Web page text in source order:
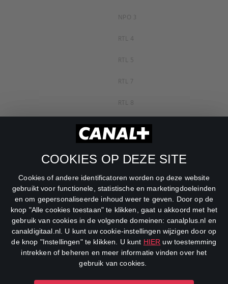
COOKIES OP DEZE SITE
Cookies of andere identificatoren worden op deze website
gebruikt voor functionele, statistische en marketingdoeleinden
en om gepersonaliseerde inhoud weer te geven. Door op de
knop "Alle cookies toestaan" te klikken, gaat u akkoord met het
gebruik van cookies in de volgende domeinen: canalplus.nl en
canaldigitaal.nl. U kunt uw cookie-instellingen wijzigen door op
de knop "Instellingen" te klikken. U kunt HIER uw toestemming
intrekken of beheren en meer informatie vinden over het
gebruik van cookies.
NPO 3
RTL 4
RTL 5
RTL 7
RTL 8
RTL Z
SBS6
Net5
Veronica
DreamWorks Channel